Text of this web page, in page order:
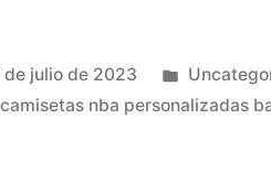
De
Nba
de julio de 2023
Publicado
en
camisetas nba personalizadas